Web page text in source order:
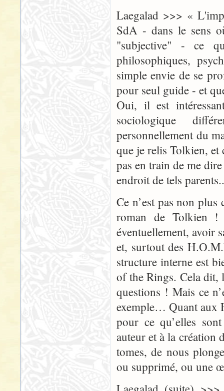
Laegalad >>> «
SdA - dans le sens
"subjective" - ce
philosophiques,
simple envie de se
pour seul guide - et
Oui, il est
sociologique
personnellement du
que je relis Tolkien,
pas en train de me
endroit de tels
Ce n’est pas non
roman de Tolkien !
éventuellement, avoir
et, surtout des
structure interne est
of the Rings. Cela dit,
questions ! Mais ce
exemple… Quant aux
pour ce qu’elles
auteur et à la création
tomes, de nous
ou supprimé, ou une